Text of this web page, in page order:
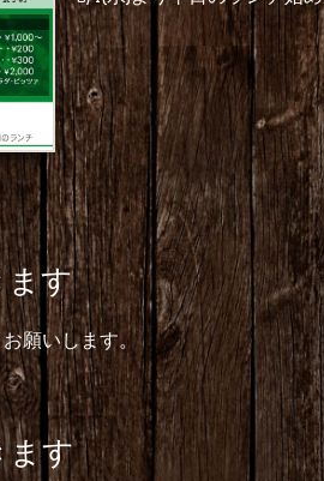
ます
願いします。
ます